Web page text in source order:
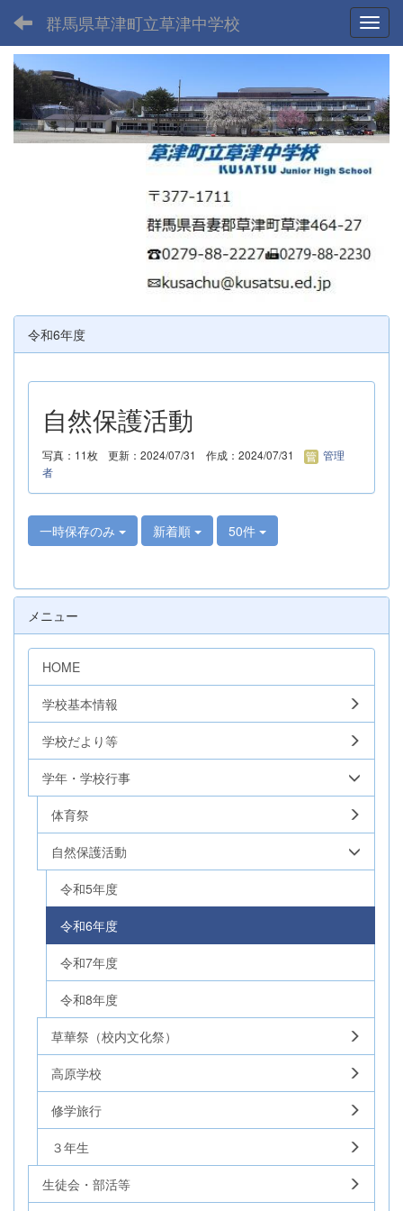
群馬県草津町立草津中学校
令和6年度
自然保護活動
写真：11枚 更新：2024/07/31 作成：2024/07/31
管理
者
一時保存のみ 新着順 50件
メニュー
HOME
学校基本情報
学校だより等
学年・学校行事
体育祭
自然保護活動
令和5年度
令和6年度
令和7年度
令和8年度
草華祭（校内文化祭）
高原学校
修学旅行
３年生
生徒会・部活等